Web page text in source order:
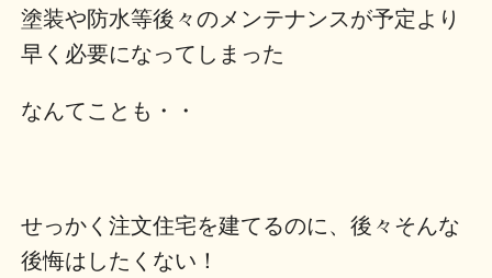
塗装や防水等後々のメンテナンスが予定より
早く必要になってしまった
なんてことも・・
せっかく注文住宅を建てるのに、後々そんな
後悔はしたくない！